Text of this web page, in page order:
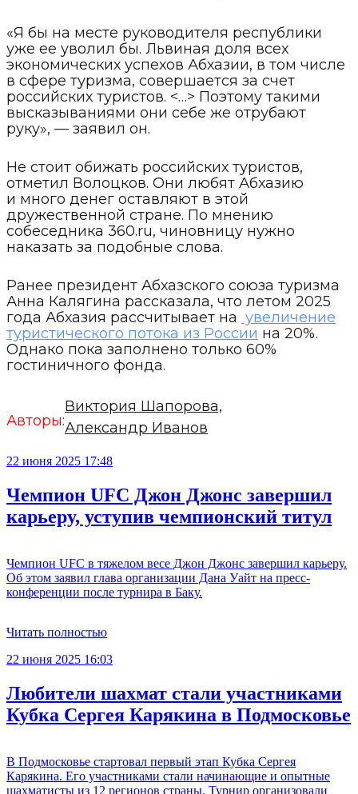
«Я бы на месте руководителя республики
уже ее уволил бы. Львиная доля всех
экономических успехов Абхазии, в том числе
в сфере туризма, совершается за счет
российских туристов. <…> Поэтому такими
высказываниями они себе же отрубают
руку», — заявил он.
Не стоит обижать российских туристов,
отметил Волоцков. Они любят Абхазию
и много денег оставляют в этой
дружественной стране. По мнению
собеседника 360.ru, чиновницу нужно
наказать за подобные слова.
Ранее президент Абхазского союза туризма
Анна Калягина рассказала, что летом 2025
года Абхазия рассчитывает на увеличение
туристического потока из России на 20%.
Однако пока заполнено только 60%
гостиничного фонда.
Авторы:
Виктория Шапорова,
Александр Иванов
22 июня 2025 17:48
Чемпион UFC Джон Джонс завершил
карьеру, уступив чемпионский титул
Чемпион UFC в тяжелом весе Джон Джонс завершил карьеру.
Об этом заявил глава организации Дана Уайт на пресс-
конференции после турнира в Баку.
Читать полностью
22 июня 2025 16:03
Любители шахмат стали участниками
Кубка Сергея Карякина в Подмосковье
В Подмосковье стартовал первый этап Кубка Сергея
Карякина. Его участниками стали начинающие и опытные
шахматисты из 12 регионов страны. Турнир организовали